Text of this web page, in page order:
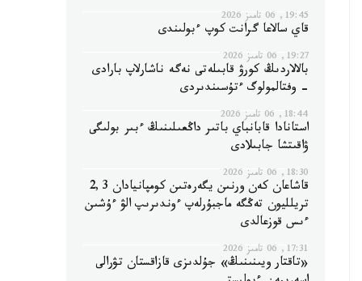
19:45, 06 تامىز 2026
قاي سالاعا گرانت كوپ ءبولىندى
19:27, 06 تامىز 2026
بالالاردىڭ كورۋ قابىلەتى نەگە ناشارلاپ بارادى
- وفتالمولوگ ءتۇسىندىردى
18:44, 06 تامىز 2026
استانادا قابانباي باتىر داڭعىلىنىڭ ءبىر بولىگى
ۋاقىتشا جابىلادى
18:30, 06 تامىز 2026
قاشاعان كەن ورنىن يگەرەتىن كومپانيادان 2,3
تريلليون تەڭگە ماجبۇرلەپ ءوندىرىپ الۋ ءۇشىن
ءىس قوزعالدى
17:31, 06 تامىز 2026
«تاقتار ويىنىنىڭ» جۇلدىزى قازاقستان تۋرالى